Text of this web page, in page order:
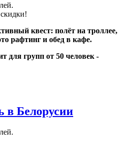
квест: полёт на троллее,
рафтинг и обед в кафе.
для групп от 50 человек -
в Белорусии